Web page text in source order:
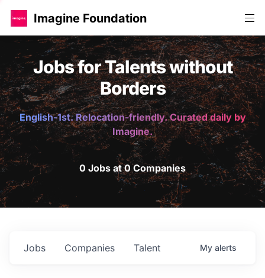
Imagine Foundation
Jobs for Talents without
Borders
English-1st. Relocation-friendly. Curated daily by
Imagine.
0 Jobs at 0 Companies
Jobs Companies Talent My alerts